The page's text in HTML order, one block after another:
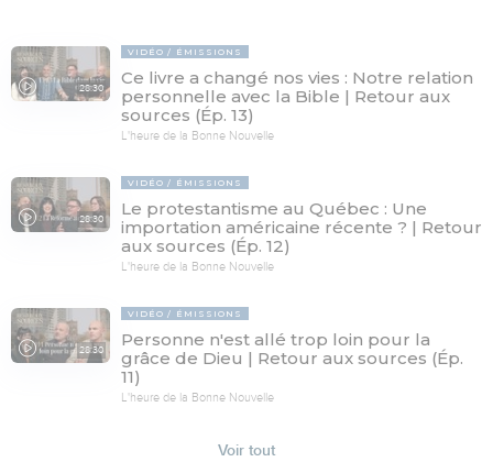
28:30
VIDÉO ÉMISSIONS
Ce livre a changé nos vies : Notre relation
personnelle avec la Bible | Retour aux
sources (Ép. 13)
L'heure de la Bonne Nouvelle
28:30
VIDÉO ÉMISSIONS
Le protestantisme au Québec : Une
importation américaine récente ? | Retour
aux sources (Ép. 12)
L'heure de la Bonne Nouvelle
28:30
VIDÉO ÉMISSIONS
Personne n'est allé trop loin pour la
grâce de Dieu | Retour aux sources (Ép.
11)
L'heure de la Bonne Nouvelle
Voir tout